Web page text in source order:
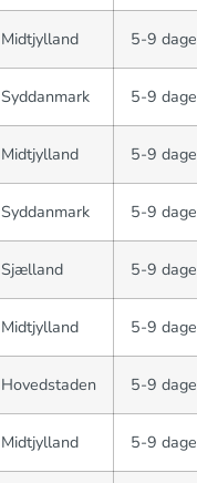
Midtjylland 5-9 dage
Syddanmark 5-9 dage
Midtjylland 5-9 dage
Syddanmark 5-9 dage
Sjælland 5-9 dage
Midtjylland 5-9 dage
Hovedstaden 5-9 dage
Midtjylland 5-9 dage